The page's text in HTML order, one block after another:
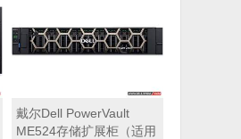
戴尔Dell PowerVault
ME524存储扩展柜（适用